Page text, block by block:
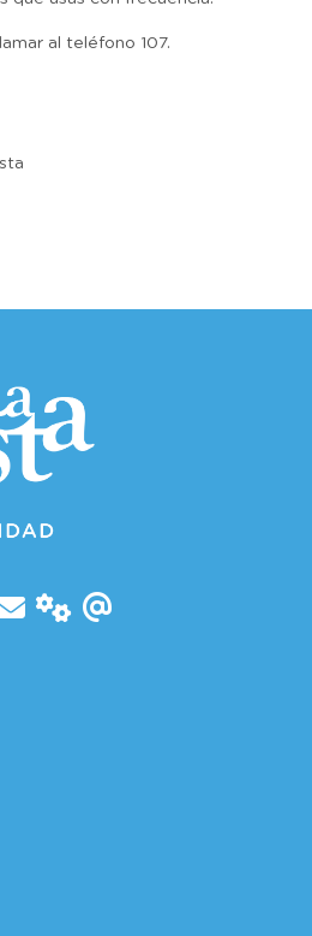
al teléfono 107.